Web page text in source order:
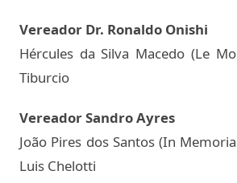
Vereador Dr. Ronaldo Onishi
Hércules da Silva Macedo (Le
Tiburcio
Vereador Sandro Ayres
João Pires dos Santos (In
Luis Chelotti